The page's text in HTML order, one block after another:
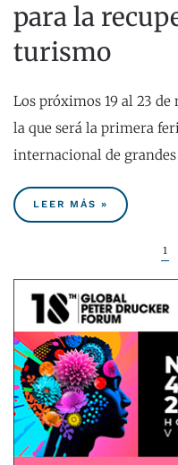
para la
turismo
Los próximos 19 al 23
la que será la primera
internacional de
LEER MÁS »
1